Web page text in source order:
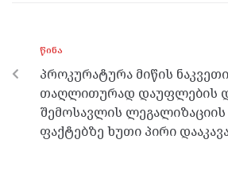
o
o
k
er m p
p
ᲬᲘᲜᲐ
პროკურატურა მიწის
თაღლითურად დაუფლების
შემოსავლის
ფაქტებზე ხუთი პირი